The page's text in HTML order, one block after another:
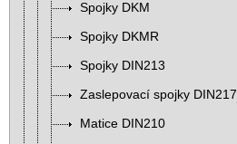
Spojky DKM
Spojky DKMR
Spojky DIN213
Zaslepovací spojky DIN217
Matice DIN210